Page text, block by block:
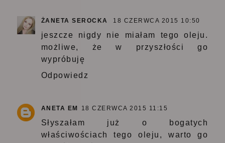
ŻANETA SEROCKA 18 CZERWCA 2015 10:50
jeszcze nigdy nie miałam tego oleju.
możliwe, że w przyszłości go
wypróbuję
Odpowiedz
ANETA EM 18 CZERWCA 2015 11:15
Słyszałam już o bogatych
właściwościach tego oleju, warto go